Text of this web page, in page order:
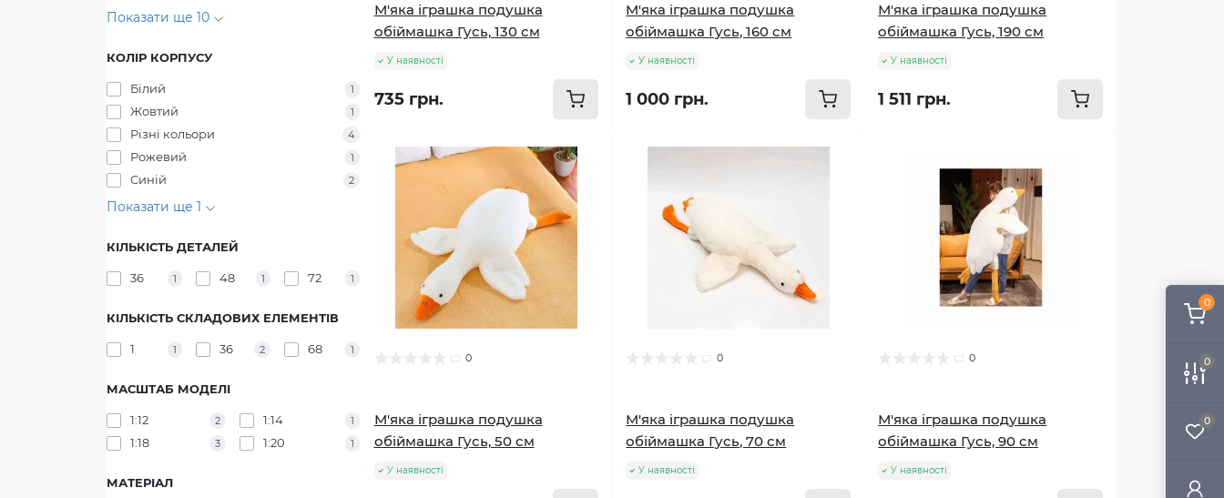
0
0
0
Показати ще 10
КОЛІР КОРПУСУ
Білий 1
Жовтий 1
Різні кольори 4
Рожевий 1
Синій 2
Показати ще 1
КІЛЬКІСТЬ ДЕТАЛЕЙ
36 1 48 1 72 1
КІЛЬКІСТЬ СКЛАДОВИХ ЕЛЕМЕНТІВ
1 1 36 2 68 1
МАСШТАБ МОДЕЛІ
1:12 2 1:14 1
1:18 3 1:20 1
МАТЕРІАЛ
М'яка іграшка подушка
обіймашка Гусь, 130 см
У наявності
735 грн.
М'яка іграшка подушка
обіймашка Гусь, 160 см
У наявності
1 000 грн.
М'яка іграшка подушка
обіймашка Гусь, 190 см
У наявності
1 511 грн.
0
М'яка іграшка подушка
обіймашка Гусь, 50 см
У наявності
0
М'яка іграшка подушка
обіймашка Гусь, 70 см
У наявності
0
М'яка іграшка подушка
обіймашка Гусь, 90 см
У наявності